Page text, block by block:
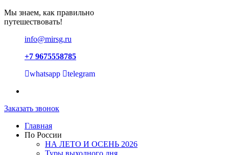
Мы знаем, как правильно
путешествовать!
info@mirsg.ru
+7 9675558785
whatsapp
telegram
Заказать звонок
Главная
По России
НА ЛЕТО И ОСЕНЬ 2026
Туры выходного дня